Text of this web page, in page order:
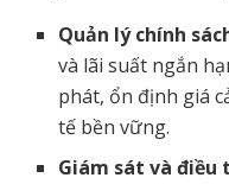
Quản lý chính
và lãi suất ngắn
phát, ổn định giá
tế bền vững.
Giám sát và